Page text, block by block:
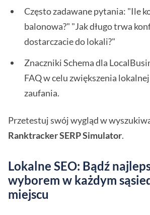
Często zadawane pytania: "Ile
balonowa?" "Jak długo trwa
dostarczacie do lokali?"
Znaczniki Schema dla
FAQ w celu zwiększenia
zaufania.
Przetestuj swój wygląd w
Ranktracker SERP Simulator.
Lokalne SEO: Bądź
wyborem w każdym
miejscu